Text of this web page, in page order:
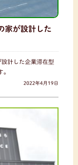
家が設計した
計した企業滞在型
2022年4月19日